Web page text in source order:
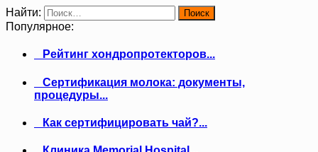
Найти:
Популярное:
Рейтинг хондропротекторов...
Сертификация молока: документы,
процедуры...
Как сертифицировать чай?...